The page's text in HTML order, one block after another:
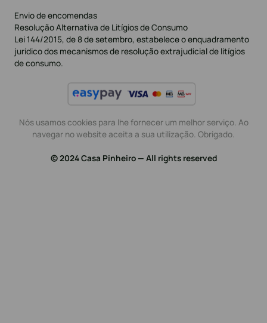
Envio de encomendas
Resolução Alternativa de Litígios de Consumo
Lei 144/2015, de 8 de setembro, estabelece o enquadramento
jurídico dos mecanismos de resolução extrajudicial de litígios
de consumo.
Nós usamos cookies para lhe fornecer um melhor serviço. Ao
navegar no website aceita a sua utilização. Obrigado.
© 2024 Casa Pinheiro — All rights reserved